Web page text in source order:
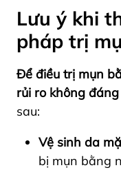
Lưu ý khi
pháp trị
Để điều trị mụn
rủi ro không
sau:
Vệ sinh da
bị mụn bằng